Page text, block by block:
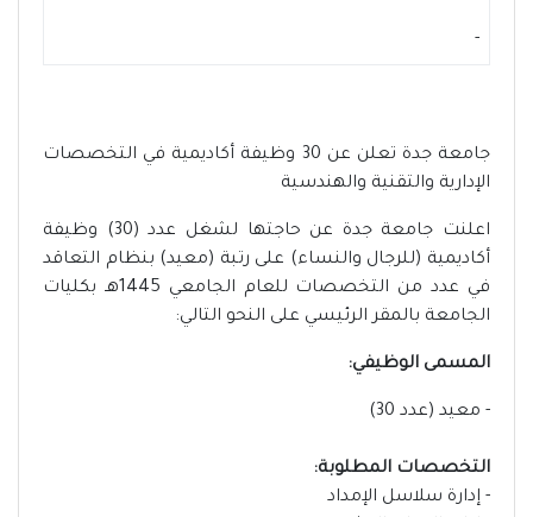
-
جامعة جدة تعلن عن 30 وظيفة أكاديمية في التخصصات
الإدارية والتقنية والهندسية
اعلنت جامعة جدة عن حاجتها لشغل عدد (30) وظيفة
أكاديمية (للرجال والنساء) على رتبة (معيد) بنظام التعاقد
في عدد من التخصصات للعام الجامعي 1445هـ بكليات
الجامعة بالمقر الرئيسي على النحو التالي:
المسمى الوظيفي:
- معيد (عدد 30)
التخصصات المطلوبة:
- إدارة سلاسل الإمداد